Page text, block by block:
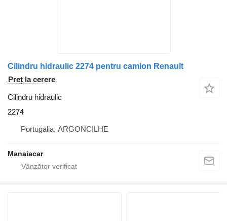
Cilindru hidraulic 2274 pentru camion Renault
Preț la cerere
Cilindru hidraulic
2274
Portugalia, ARGONCILHE
Manaiacar